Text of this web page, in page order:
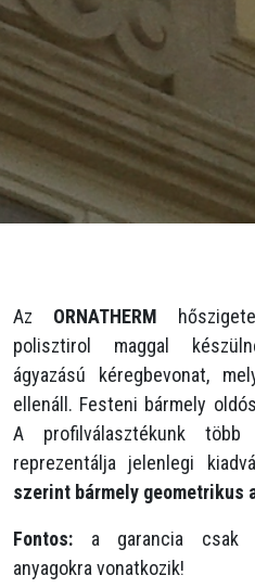
Az ORNATHERM
polisztirol maggal
ágyazású kéregbevonat,
ellenáll. Festeni bármely
A profilválasztékunk
reprezentálja jelenlegi
szerint bármely
Fontos: a garancia csak
anyagokra vonatkozik!